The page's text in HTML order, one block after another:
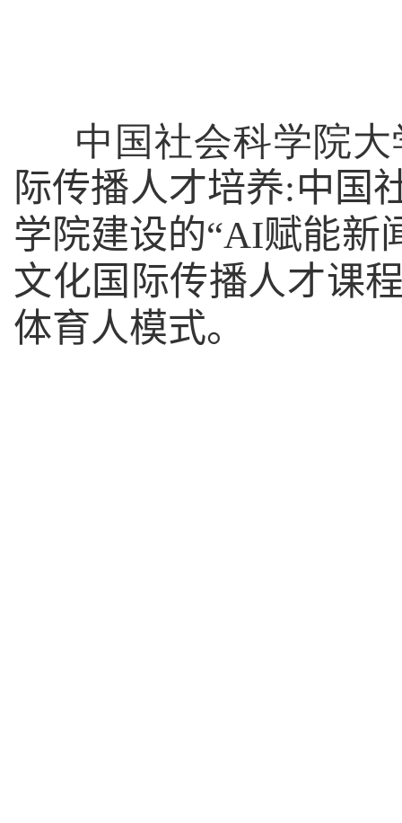
中国社会科学院大
际传播人才培养:中国
学院建设的“AI赋能新
文化国际传播人才课
体育人模式。